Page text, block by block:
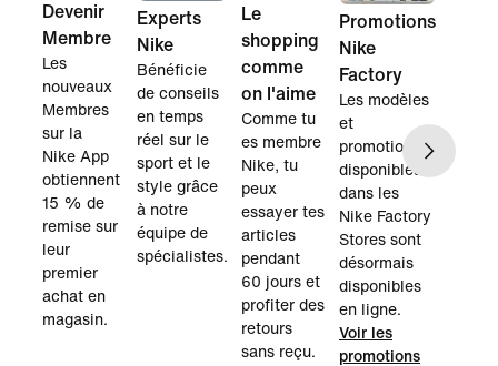
Devenir
Membre
Les
nouveaux
Membres
sur la
Nike App
obtiennent
15 % de
remise sur
leur
premier
achat en
magasin.
Experts
Nike
Bénéficie
de conseils
en temps
réel sur le
sport et le
style grâce
à notre
équipe de
spécialistes.
Le
shopping
comme
on l'aime
Comme tu
es membre
Nike, tu
peux
essayer tes
articles
pendant
60 jours et
profiter des
retours
sans reçu.
Promotions
Nike
Factory
Les modèles
et
promotions
disponibles
dans les
Nike Factory
Stores sont
désormais
disponibles
en ligne.
Voir les
promotions